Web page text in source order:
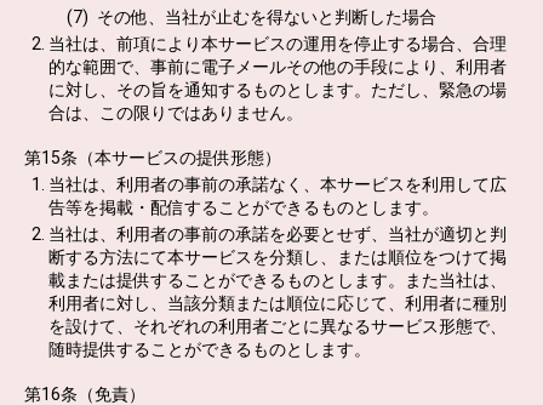
その他、当社が止むを得ないと判断した場合
当社は、前項により本サービスの運用を停止する場合、合理
的な範囲で、事前に電子メールその他の手段により、利用者
に対し、その旨を通知するものとします。ただし、緊急の場
合は、この限りではありません。
第15条（本サービスの提供形態）
当社は、利用者の事前の承諾なく、本サービスを利用して広
告等を掲載・配信することができるものとします。
当社は、利用者の事前の承諾を必要とせず、当社が適切と判
断する方法にて本サービスを分類し、または順位をつけて掲
載または提供することができるものとします。また当社は、
利用者に対し、当該分類または順位に応じて、利用者に種別
を設けて、それぞれの利用者ごとに異なるサービス形態で、
随時提供することができるものとします。
第16条（免責）